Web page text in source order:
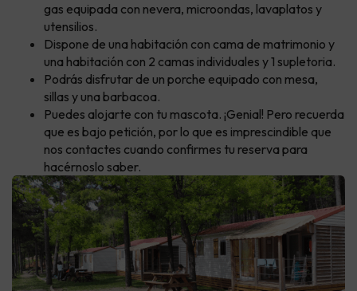
gas equipada con nevera, microondas, lavaplatos y
utensilios.
Dispone de una habitación con cama de matrimonio y
una habitación con 2 camas individuales y 1 supletoria.
Podrás disfrutar de un porche equipado con mesa,
sillas y una barbacoa.
Puedes alojarte con tu mascota. ¡Genial! Pero recuerda
que es bajo petición, por lo que es imprescindible que
nos contactes cuando confirmes tu reserva para
hacérnoslo saber.